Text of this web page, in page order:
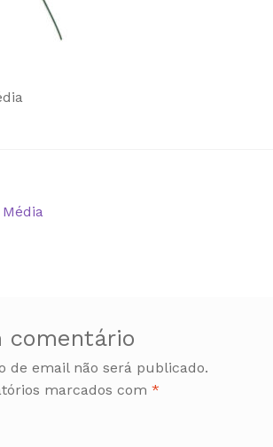
comentário
de email não será publicado.
marcados com *